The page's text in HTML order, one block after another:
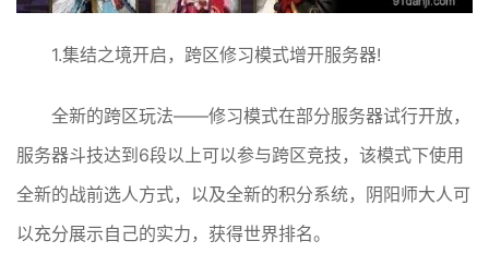
1.集结之境开启，跨区修习模式增开服务器!
全新的跨区玩法——修习模式在部分服务器试行开放，
服务器斗技达到6段以上可以参与跨区竞技，该模式下使用
全新的战前选人方式，以及全新的积分系统，阴阳师大人可
以充分展示自己的实力，获得世界排名。